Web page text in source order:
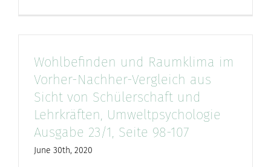
Wohlbefinden und Raumklima im
Vorher-Nachher-Vergleich aus
Sicht von Schülerschaft und
Lehrkräften, Umweltpsychologie
Ausgabe 23/1, Seite 98-107
June 30th, 2020